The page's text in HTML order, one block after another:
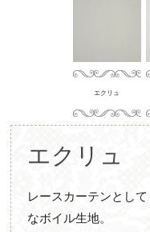
エクリュ
エクリュ
レースカーテンとし
なボイル生地。